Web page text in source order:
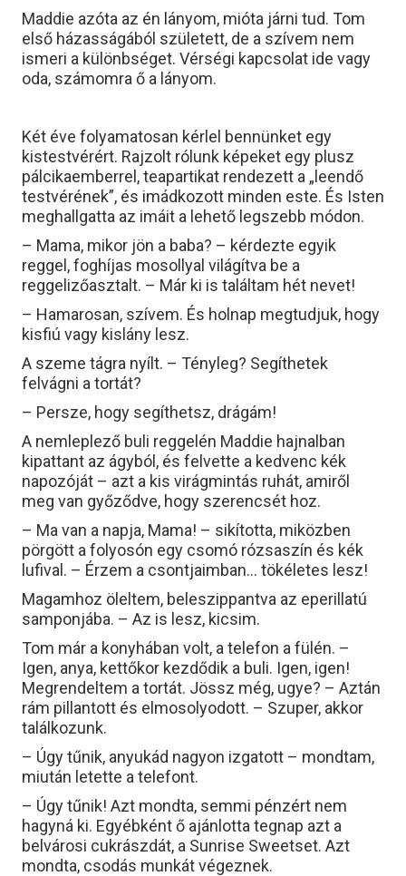
Maddie azóta az én lányom, mióta járni tud. Tom
első házasságából született, de a szívem nem
ismeri a különbséget. Vérségi kapcsolat ide vagy
oda, számomra ő a lányom.
Két éve folyamatosan kérlel bennünket egy
kistestvérért. Rajzolt rólunk képeket egy plusz
pálcikaemberrel, teapartikat rendezett a „leendő
testvérének”, és imádkozott minden este. És Isten
meghallgatta az imáit a lehető legszebb módon.
– Mama, mikor jön a baba? – kérdezte egyik
reggel, foghíjas mosollyal világítva be a
reggelizőasztalt. – Már ki is találtam hét nevet!
– Hamarosan, szívem. És holnap megtudjuk, hogy
kisfiú vagy kislány lesz.
A szeme tágra nyílt. – Tényleg? Segíthetek
felvágni a tortát?
– Persze, hogy segíthetsz, drágám!
A nemleplező buli reggelén Maddie hajnalban
kipattant az ágyból, és felvette a kedvenc kék
napozóját – azt a kis virágmintás ruhát, amiről
meg van győződve, hogy szerencsét hoz.
– Ma van a napja, Mama! – sikította, miközben
pörgött a folyosón egy csomó rózsaszín és kék
lufival. – Érzem a csontjaimban… tökéletes lesz!
Magamhoz öleltem, beleszippantva az eperillatú
samponjába. – Az is lesz, kicsim.
Tom már a konyhában volt, a telefon a fülén. –
Igen, anya, kettőkor kezdődik a buli. Igen, igen!
Megrendeltem a tortát. Jössz még, ugye? – Aztán
rám pillantott és elmosolyodott. – Szuper, akkor
találkozunk.
– Úgy tűnik, anyukád nagyon izgatott – mondtam,
miután letette a telefont.
– Úgy tűnik! Azt mondta, semmi pénzért nem
hagyná ki. Egyébként ő ajánlotta tegnap azt a
belvárosi cukrászdát, a Sunrise Sweetset. Azt
mondta, csodás munkát végeznek.